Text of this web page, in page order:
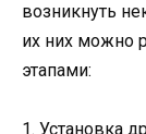
возникнуть
их них можно
этапами:
1. Установка